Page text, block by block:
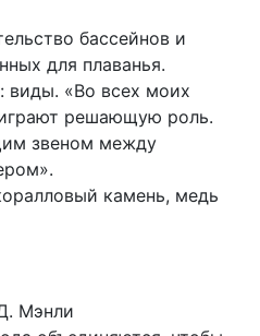
бассейнов и
для плаванья.
виды. «Во всех моих
решающую роль.
звеном между
камень, медь
Мэнли